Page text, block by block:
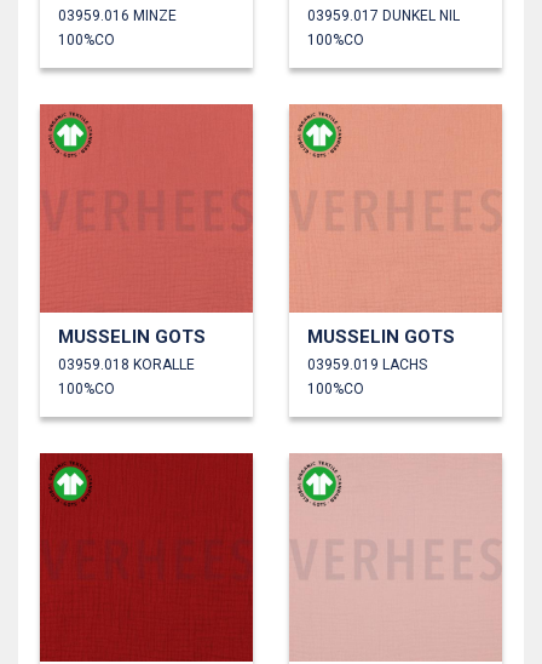
03959.016 MINZE
100%CO
03959.017 DUNKEL NIL
100%CO
MUSSELIN GOTS
03959.018 KORALLE
100%CO
MUSSELIN GOTS
03959.019 LACHS
100%CO